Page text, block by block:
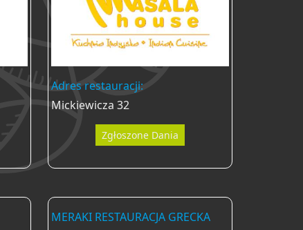
Adres restauracji:
Mickiewicza 32
Zgłoszone Dania
MERAKI RESTAURACJA GRECKA